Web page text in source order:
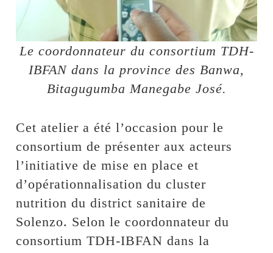
Le coordonnateur du consortium TDH-
IBFAN dans la province des Banwa,
Bitagugumba Manegabe José.
Cet atelier a été l’occasion pour le
consortium de présenter aux acteurs
l’initiative de mise en place et
d’opérationnalisation du cluster
nutrition du district sanitaire de
Solenzo. Selon le coordonnateur du
consortium TDH-IBFAN dans la